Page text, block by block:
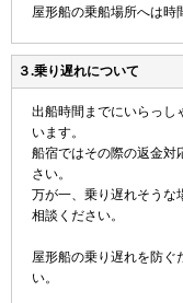
屋形船の乗船場所へは時
３.乗り遅れについて
出船時間までにいらっし
います。
船宿ではその際の返金対
さい。
万が一、乗り遅れそうな
相談ください。
屋形船の乗り遅れを防ぐ
い。